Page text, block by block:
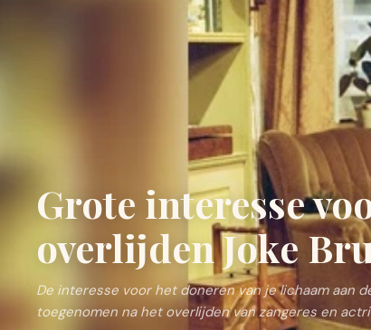
Grote interesse
overlijden Joke
De interesse voor het doneren van je lichaam aan
toegenomen na het overlijden van zangeres en